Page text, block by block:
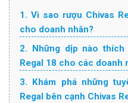
1. Vì sao rượu Chivas
cho doanh nhân?
2. Những dịp nào
Regal 18 cho các doanh
3. Khám phá những
Regal bên cạnh Chivas